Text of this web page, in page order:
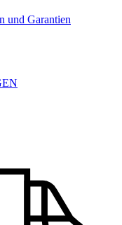
und Garantien